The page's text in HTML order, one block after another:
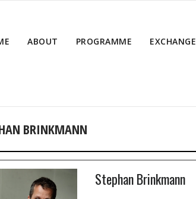
ABOUT PROGRAMME EXCHANGE
BRINKMANN
Stephan Brinkmann